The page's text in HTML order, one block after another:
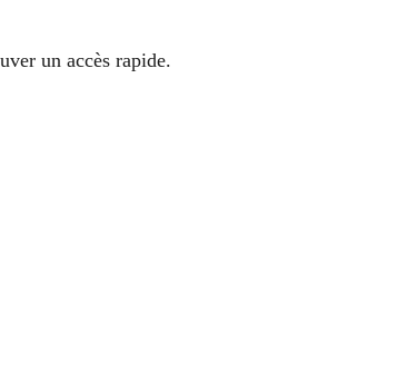
un accès rapide.